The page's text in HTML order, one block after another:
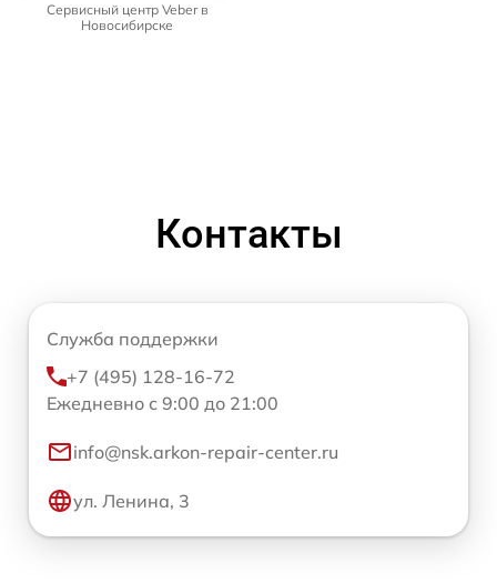
Сервисный центр Veber в
Новосибирске
Контакты
Служба поддержки
+7 (495) 128-16-72
Ежедневно с 9:00 до 21:00
info@nsk.arkon-repair-center.ru
ул. Ленина, 3